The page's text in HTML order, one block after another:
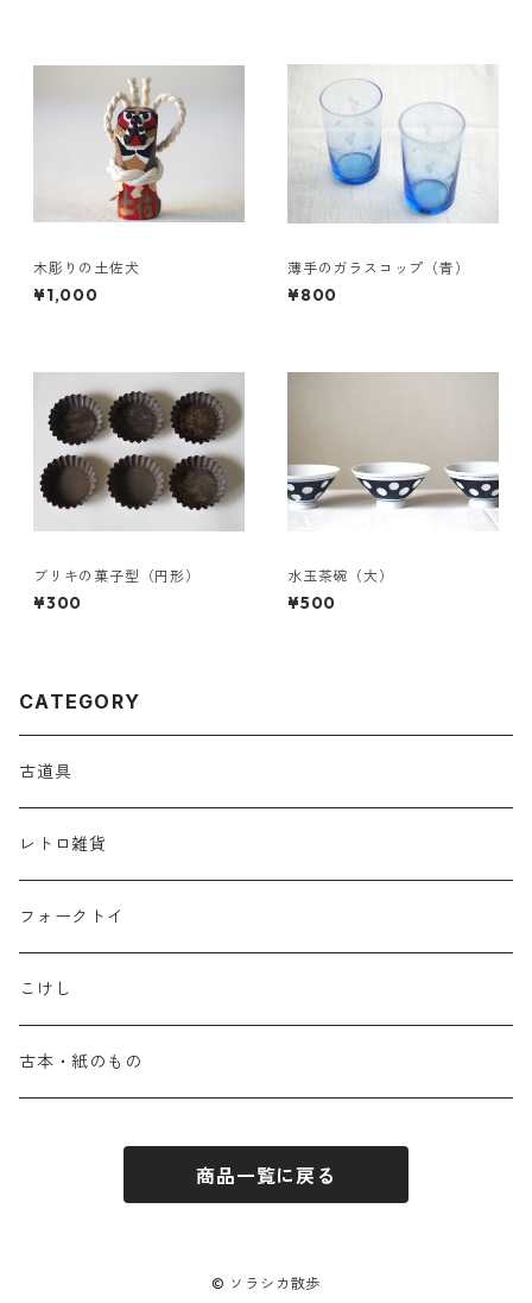
木彫りの土佐犬
¥1,000
薄手のガラスコップ（青）
¥800
ブリキの菓子型（円形）
¥300
水玉茶碗（大）
¥500
CATEGORY
古道具
レトロ雑貨
フォークトイ
こけし
古本・紙のもの
商品一覧に戻る
© ソラシカ散歩